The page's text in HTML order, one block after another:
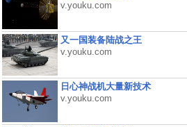
v.youku.com
又一国装备陆战之王
v.youku.com
日心神战机大量新技术
v.youku.com